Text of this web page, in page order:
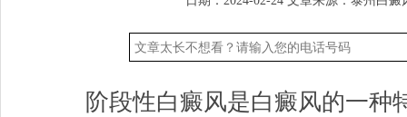
阶段性白癜风是白癜风的一种